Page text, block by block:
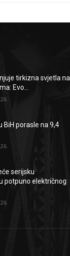
tirkizna svjetla na
Evo...
BiH porasle na 9,4
serijsku
potpuno električnog